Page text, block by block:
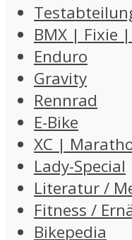
BMX | Fixie
Enduro
Gravity
Rennrad
E-Bike
XC |
Lady-Special
Literatur /
Fitness /
Bikepedia